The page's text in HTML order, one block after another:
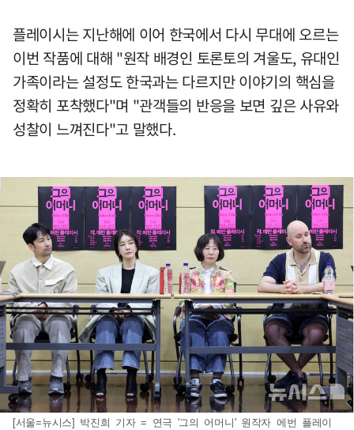
플레이시는 지난해에 이어 한국에서 다시 무대에 오르는
이번 작품에 대해 "원작 배경인 토론토의 겨울도, 유대인
가족이라는 설정도 한국과는 다르지만 이야기의 핵심을
정확히 포착했다"며 "관객들의 반응을 보면 깊은 사유와
성찰이 느껴진다"고 말했다.
[서울=뉴시스] 박진희 기자 = 연극 '그의 어머니' 원작자 에번 플레이